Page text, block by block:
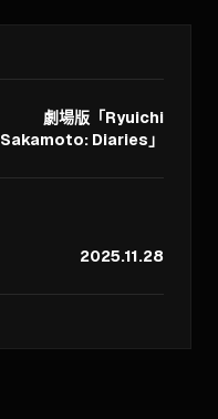
劇場版「Ryuichi
Sakamoto: Diaries」
2025.11.28